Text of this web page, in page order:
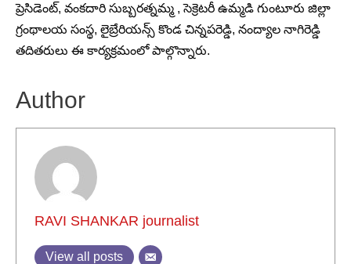
ప్రెసిడెంట్, వంకదారి సుబ్బరత్నమ్మ , సెక్రెటరీ ఉమ్మడి గుంటూరు జిల్లా
గ్రంథాలయ సంస్థ, లైబ్రేరియన్స్ కొండ చిన్నపరెడ్డి, నంద్యాల నాగిరెడ్డి
తదితరులు ఈ కార్యక్రమంలో పాల్గొన్నారు.
Author
RAVI SHANKAR journalist
View all posts